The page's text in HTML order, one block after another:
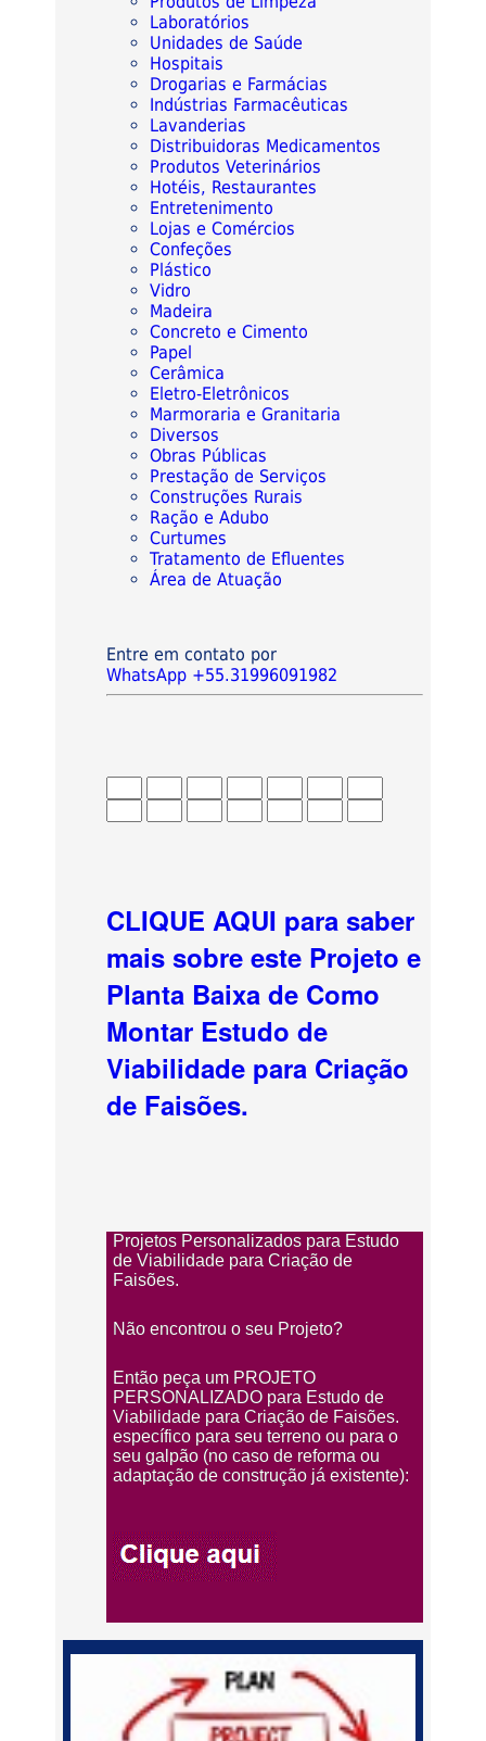
Laboratórios
Unidades de Saúde
Hospitais
Drogarias e Farmácias
Indústrias Farmacêuticas
Lavanderias
Distribuidoras Medicamentos
Produtos Veterinários
Hotéis, Restaurantes
Entretenimento
Lojas e Comércios
Confeções
Plástico
Vidro
Madeira
Concreto e Cimento
Papel
Cerâmica
Eletro-Eletrônicos
Marmoraria e Granitaria
Diversos
Obras Públicas
Prestação de Serviços
Construções Rurais
Ração e Adubo
Curtumes
Tratamento de Efluentes
Área de Atuação
Entre em contato por
WhatsApp +55.31996091982
CLIQUE AQUI para saber
mais sobre este Projeto e
Planta Baixa de Como
Montar Estudo de
Viabilidade para Criação
de Faisões.
Projetos Personalizados para Estudo
de Viabilidade para Criação de
Faisões.
Não encontrou o seu Projeto?
Então peça um PROJETO
PERSONALIZADO para Estudo de
Viabilidade para Criação de Faisões.
específico para seu terreno ou para o
seu galpão (no caso de reforma ou
adaptação de construção já existente):